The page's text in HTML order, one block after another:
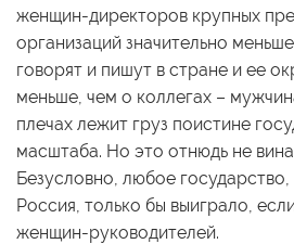
женщин-директоров крупных
организаций значительно
говорят и пишут в стране и ее
меньше, чем о коллегах –
плечах лежит груз поистине
масштаба. Но это отнюдь не
Безусловно, любое
Россия, только бы выиграло,
женщин-руководителей.